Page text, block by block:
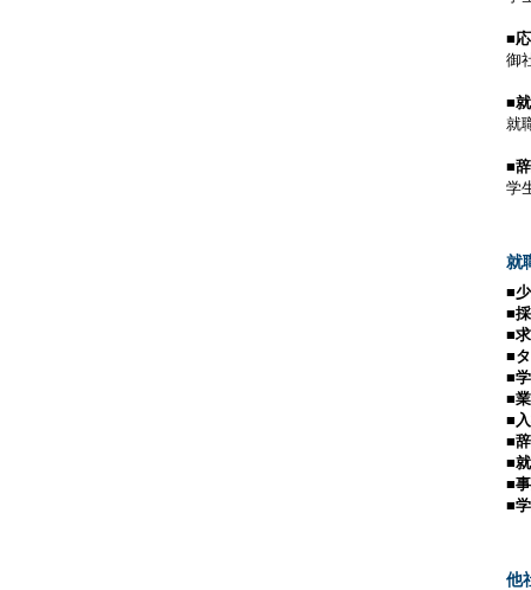
■
御
■
就
■
学
就
■
■
■
■
■
■
■
■
■
■
■
他